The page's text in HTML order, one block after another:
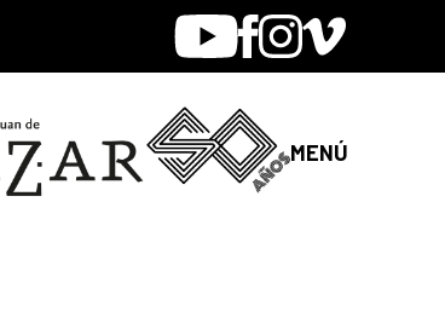
YoutubeFacebook
Instagram
Vimeo
MENÚ